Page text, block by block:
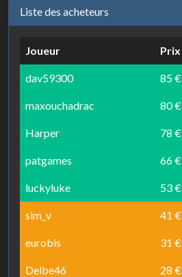
Liste des acheteurs
Joueur Prix
dav59300 85 €
maxouchadrac 80 €
Harper 78 €
patgames 66 €
luckyluke 53 €
sim_v 41 €
eurobis 31 €
Delbe46 28 €